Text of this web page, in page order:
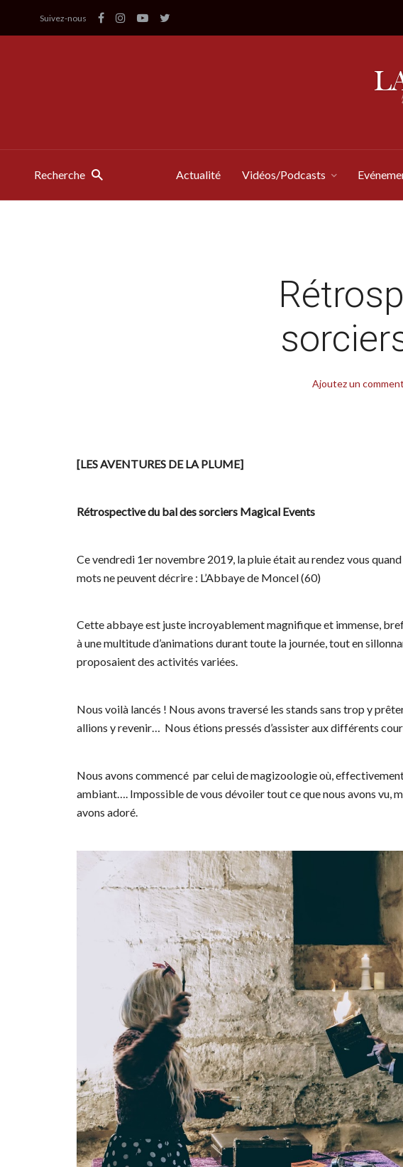
Suivez-nous
Recherche Actualité Vidéos/Podcasts
Ajoutez un
[LES AVENTURES DE LA PLUME]
Rétrospective du bal des sorciers Magical Events
Ce vendredi 1er novembre 2019, la pluie était au rendez vous
mots ne peuvent décrire : L’Abbaye de Moncel (60)
Cette abbaye est juste incroyablement magnifique et immense,
à une multitude d’animations durant toute la journée, tout en
proposaient des activités variées.
Nous voilà lancés ! Nous avons traversé les stands sans trop y
allions y revenir… Nous étions pressés d’assister aux différents
Nous avons commencé par celui de magizoologie où,
ambiant…. Impossible de vous dévoiler tout ce que nous avons vu,
avons adoré.